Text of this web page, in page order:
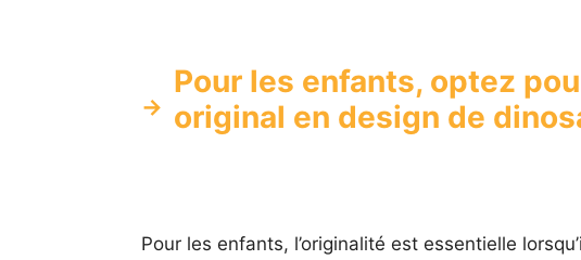
Pour les enfants, optez
original en design de
Pour les enfants, l’originalité est essentielle